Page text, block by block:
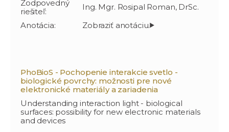
Zodpovedný
riešiteľ:
Ing. Mgr. Rosipal Roman, DrSc.
Anotácia:
PhoBioS - Pochopenie interakcie svetlo -
biologické povrchy: možnosti pre nové
elektronické materiály a zariadenia
Understanding interaction light - biological
surfaces: possibility for new electronic materials
and devices